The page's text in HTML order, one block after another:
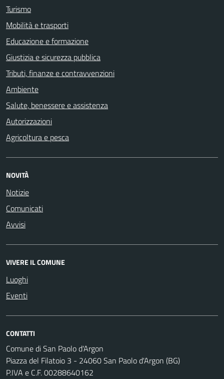
Turismo
Mobilità e trasporti
Educazione e formazione
Giustizia e sicurezza pubblica
Tributi, finanze e contravvenzioni
Ambiente
Salute, benessere e assistenza
Autorizzazioni
Agricoltura e pesca
NOVITÀ
Notizie
Comunicati
Avvisi
VIVERE IL COMUNE
Luoghi
Eventi
CONTATTI
Comune di San Paolo d'Argon
Piazza del Filatoio 3 - 24060 San Paolo d'Argon (BG)
P.IVA e C.F. 00288640162